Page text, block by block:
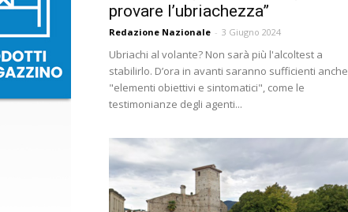
provare l’ubriachezza”
Redazione Nazionale - 3 Giugno 2024
Ubriachi al volante? Non sarà più l'alcoltest a
stabilirlo. D’ora in avanti saranno sufficienti anche
"elementi obiettivi e sintomatici", come le
testimonianze degli agenti...